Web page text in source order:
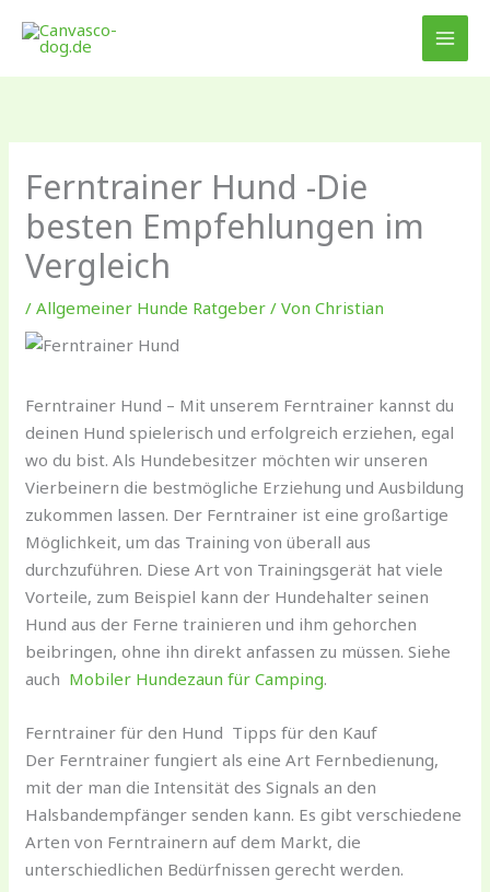
Inhalt
Ferntrainer Hund -Die
besten Empfehlungen im
Vergleich
/Allgemeiner Hunde Ratgeber / VonChristian
Ferntrainer Hund – Mit unserem Ferntrainer kannst du
deinen Hund spielerisch und erfolgreich erziehen, egal
wo du bist. Als Hundebesitzer möchten wir unseren
Vierbeinern die bestmögliche Erziehung und Ausbildung
zukommen lassen. Der Ferntrainer ist eine großartige
Möglichkeit, um das Training von überall aus
durchzuführen. Diese Art von Trainingsgerät hat viele
Vorteile, zum Beispiel kann der Hundehalter seinen
Hund aus der Ferne trainieren und ihm gehorchen
beibringen, ohne ihn direkt anfassen zu müssen. Siehe
auch Mobiler Hundezaun für Camping.
Ferntrainer für den Hund Tipps für den Kauf
Der Ferntrainer fungiert als eine Art Fernbedienung,
mit der man die Intensität des Signals an den
Halsbandempfänger senden kann. Es gibt verschiedene
Arten von Ferntrainern auf dem Markt, die
unterschiedlichen Bedürfnissen gerecht werden.